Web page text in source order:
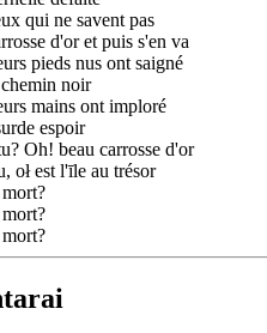
qui ne savent pas
d'or et puis s'en va
pieds nus ont saigné
noir
mains ont imploré
espoir
Oh! beau carrosse d'or
oł est l'īle au trésor